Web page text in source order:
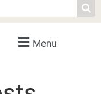
Menu